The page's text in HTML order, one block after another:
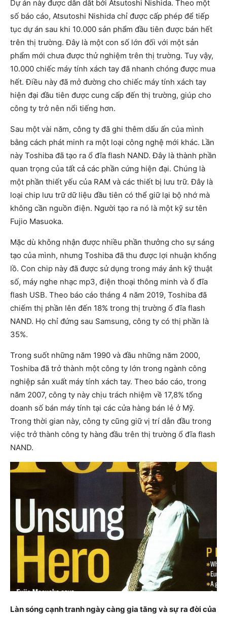
Dự án này được dẫn dắt bởi Atsutoshi Nishida. Theo một
số báo cáo, Atsutoshi Nishida chỉ được cấp phép để tiếp
tục dự án sau khi 10.000 sản phẩm đầu tiên được bán hết
trên thị trường. Đây là một con số lớn đối với một sản
phẩm mới chưa được thử nghiệm trên thị trường. Tuy vậy,
10.000 chiếc máy tính xách tay đã nhanh chóng được mua
hết. Điều này đã mở đường cho chiếc máy tính xách tay
hiện đại đầu tiên được cung cấp đến thị trường, giúp cho
công ty trở nên nổi tiếng hơn.
Sau một vài năm, công ty đã ghi thêm dấu ấn của mình
bằng cách phát minh ra một loại công nghệ mới khác. Lần
này Toshiba đã tạo ra ổ đĩa flash NAND. Đây là thành phần
quan trọng của tất cả các phần cứng hiện đại. Chúng là
một phần thiết yếu của RAM và các thiết bị lưu trữ. Đây là
loại chip lưu trữ dữ liệu đầu tiên có thể giữ lại bộ nhớ mà
không cần nguồn điện. Người tạo ra nó là một kỹ sư tên
Fujio Masuoka.
Mặc dù không nhận được nhiều phần thưởng cho sự sáng
tạo của mình, nhưng Toshiba đã thu được lợi nhuận khổng
lồ. Con chip này đã được sử dụng trong máy ảnh kỹ thuật
số, máy nghe nhạc mp3, điện thoại thông minh và ổ đĩa
flash USB. Theo báo cáo tháng 4 năm 2019, Toshiba đã
chiếm thị phần lên đến 18% trong thị trường ổ đĩa flash
NAND. Họ chỉ đứng sau Samsung, công ty có thị phần là
35%.
Trong suốt những năm 1990 và đầu những năm 2000,
Toshiba đã trở thành một công ty lớn trong ngành công
nghiệp sản xuất máy tính xách tay. Theo báo cáo, trong
năm 2007, công ty này chịu trách nhiệm về 17,8% tổng
doanh số bán máy tính tại các cửa hàng bán lẻ ở Mỹ.
Trong thời gian này, công ty cũng giữ vị trí dẫn đầu trong
việc trở thành công ty hàng đầu trên thị trường ổ đĩa flash
NAND.
Làn sóng cạnh tranh ngày càng gia tăng và sự ra đời của